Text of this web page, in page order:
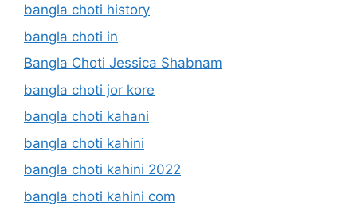
bangla choti history
bangla choti in
Bangla Choti Jessica Shabnam
bangla choti jor kore
bangla choti kahani
bangla choti kahini
bangla choti kahini 2022
bangla choti kahini com